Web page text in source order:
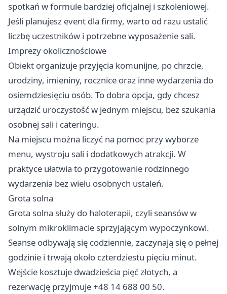
spotkań w formule bardziej oficjalnej i szkoleniowej.
Jeśli planujesz event dla firmy, warto od razu ustalić
liczbę uczestników i potrzebne wyposażenie sali.
Imprezy okolicznościowe
Obiekt organizuje przyjęcia komunijne, po chrzcie,
urodziny, imieniny, rocznice oraz inne wydarzenia do
osiemdziesięciu osób. To dobra opcja, gdy chcesz
urządzić uroczystość w jednym miejscu, bez szukania
osobnej sali i cateringu.
Na miejscu można liczyć na pomoc przy wyborze
menu, wystroju sali i dodatkowych atrakcji. W
praktyce ułatwia to przygotowanie rodzinnego
wydarzenia bez wielu osobnych ustaleń.
Grota solna
Grota solna służy do haloterapii, czyli seansów w
solnym mikroklimacie sprzyjającym wypoczynkowi.
Seanse odbywają się codziennie, zaczynają się o pełnej
godzinie i trwają około czterdziestu pięciu minut.
Wejście kosztuje dwadzieścia pięć złotych, a
rezerwację przyjmuje +48 14 688 00 50.